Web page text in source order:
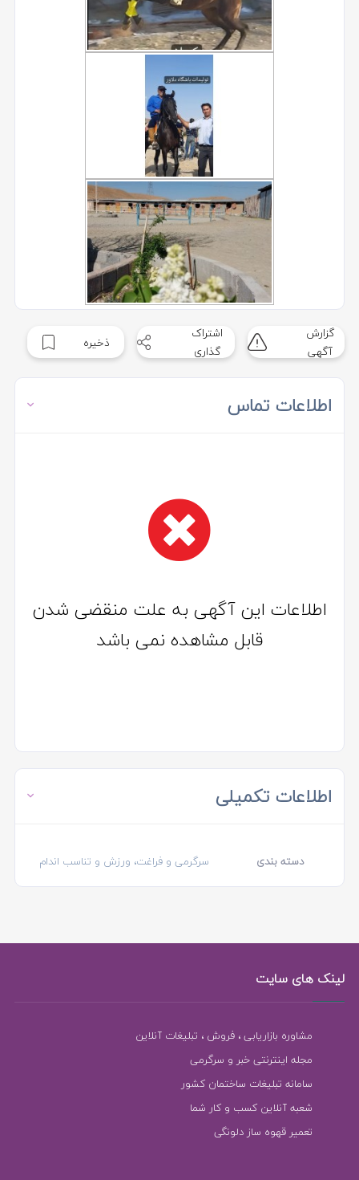
گزارش
آگهی
اشتراک
گذاری
ذخیره
اطلاعات تماس
اطلاعات این آگهی به علت منقضی شدن
قابل مشاهده نمی باشد
اطلاعات تکمیلی
دسته بندی سرگرمی و فراغت، ورزش و تناسب اندام
لینک های سایت
مشاوره بازاریابی ، فروش ، تبلیغات آنلاین
مجله اینترنتی خبر و سرگرمی
سامانه تبلیغات ساختمان کشور
شعبه آنلاین کسب و کار شما
تعمیر قهوه ساز دلونگی